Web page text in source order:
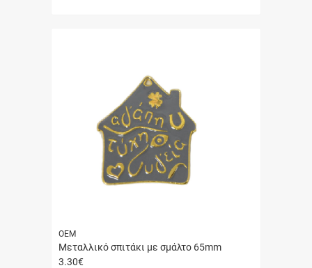
ΟΕΜ
Μεταλλικό σπιτάκι με σμάλτο 65mm
3.30€